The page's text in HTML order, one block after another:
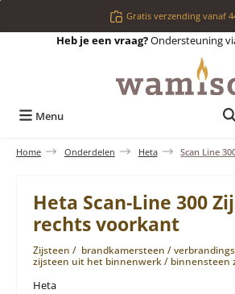
Ga naar de hoofdinhoudGratis verzending vanaf
Heb je een vraag?Ondersteuning
Menu
Home Onderdelen Heta Scan Line
Heta Scan-Line 300
rechts voorkant
Zijsteen / brandkamersteen /
zijsteen uit het binnenwerk / binnensteen
Heta